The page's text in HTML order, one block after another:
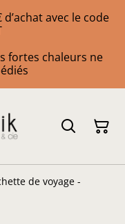
avec le code
fortes chaleurs ne
de voyage -